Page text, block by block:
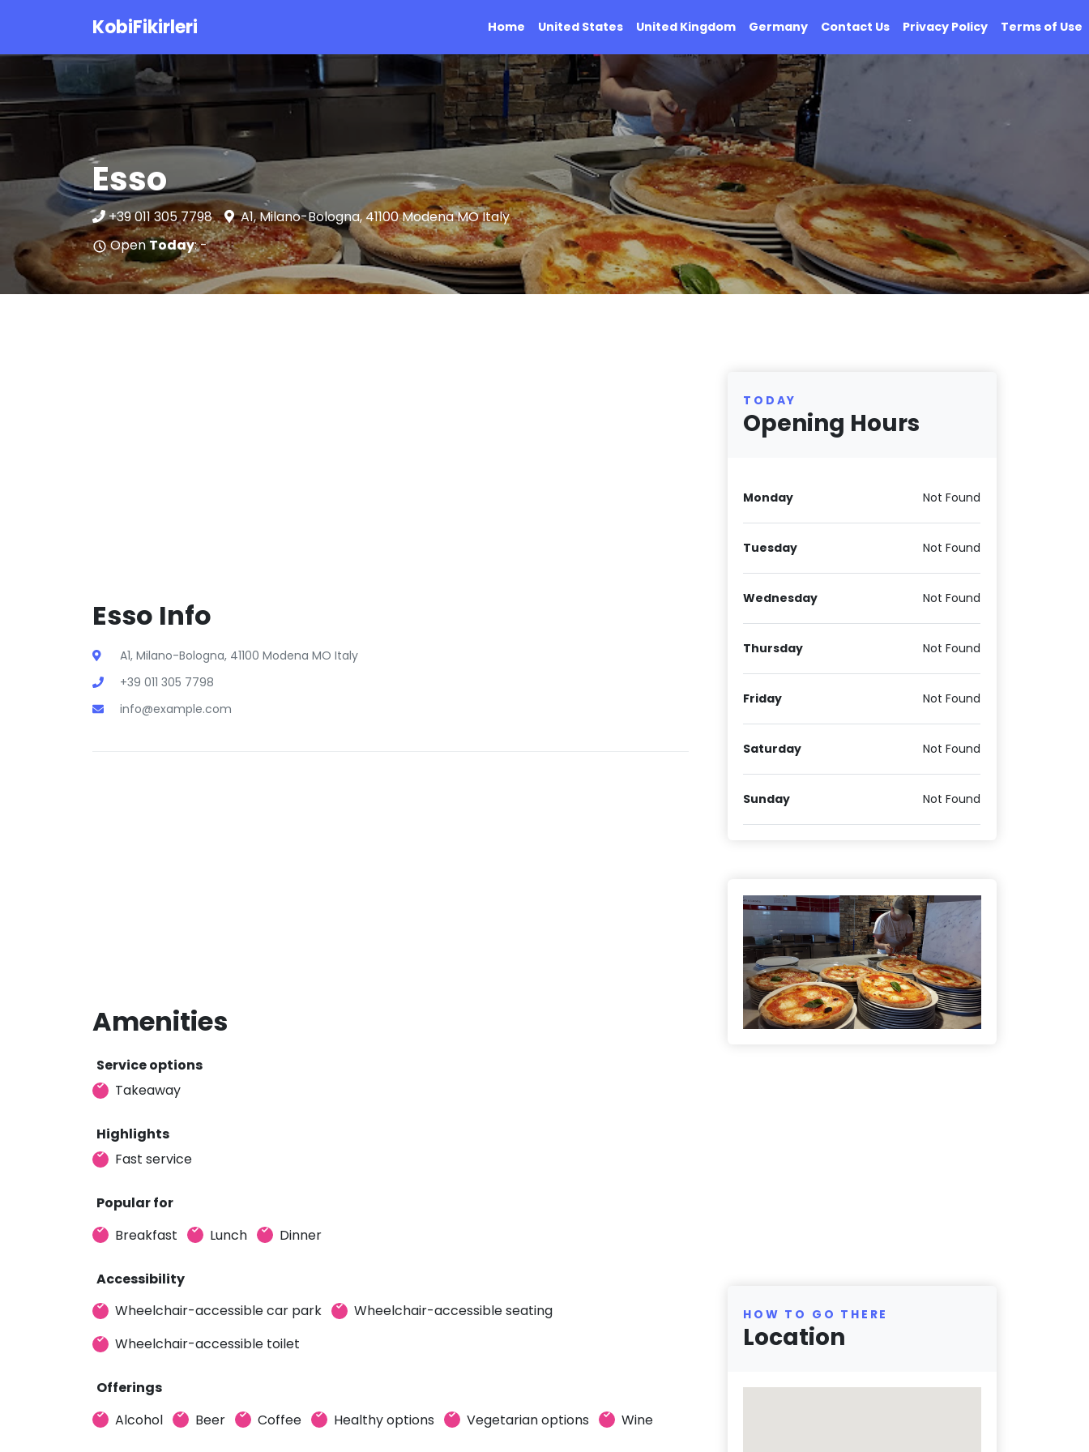
KobiFikirleri Home United States United Kingdom Germany Contact Us Privacy Policy Terms of Use
Esso
+39 011 305 7798
A1, Milano-Bologna, 41100 Modena MO Italy
OpenToday: -
Esso Info
A1, Milano-Bologna, 41100 Modena MO Italy
+39 011 305 7798
info@example.com
Amenities
Service options
Takeaway
Highlights
Fast service
Popular for
Breakfast
Lunch Dinner
Accessibility
Wheelchair-accessible car park
Wheelchair-accessible seating
Wheelchair-accessible toilet
Offerings
Alcohol
Beer Coffee Healthy options Vegetarian options Wine
TODAY
Opening Hours
Monday Not Found
Tuesday Not Found
Wednesday Not Found
Thursday Not Found
Friday Not Found
Saturday Not Found
Sunday Not Found
HOW TO GO THERE
Location